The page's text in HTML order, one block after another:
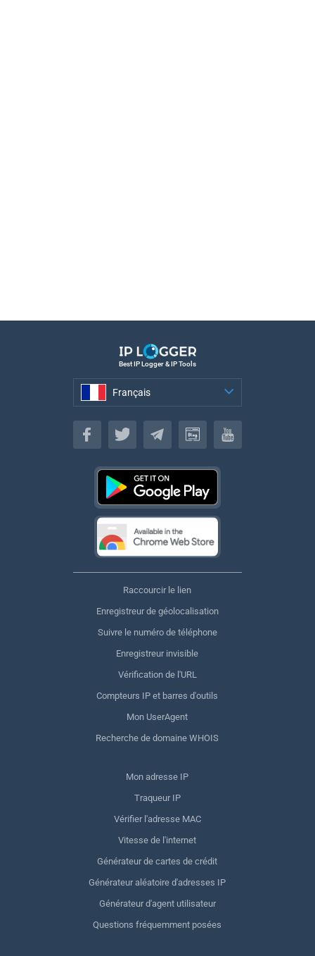
Best IP Logger & IP Tools
Français
Français
Raccourcir le lien
Enregistreur de géolocalisation
Suivre le numéro de téléphone
Enregistreur invisible
Vérification de l'URL
Compteurs IP et barres d'outils
Mon UserAgent
Recherche de domaine WHOIS
Mon adresse IP
Traqueur IP
Vérifier l'adresse MAC
Vitesse de l'internet
Générateur de cartes de crédit
Générateur aléatoire d'adresses IP
Générateur d'agent utilisateur
Questions fréquemment posées